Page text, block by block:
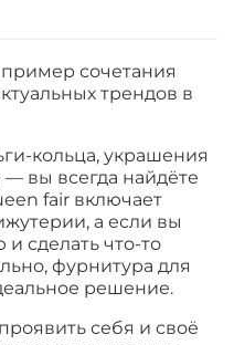
сочетания
трендов в
кольца, украшения
вы всегда найдёте
fair включает
а если вы
сделать что-то
фурнитура для
решение.
себя и своё